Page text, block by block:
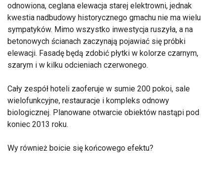
odnowiona, ceglana elewacja starej elektrowni, jednak
kwestia nadbudowy historycznego gmachu nie ma wielu
sympatyków. Mimo wszystko inwestycja ruszyła, a na
betonowych ścianach zaczynają pojawiać się próbki
elewacji. Fasadę będą zdobić płytki w kolorze czarnym,
szarym i w kilku odcieniach czerwonego.
Cały zespół hoteli zaoferuje w sumie 200 pokoi, sale
wielofunkcyjne, restauracje i kompleks odnowy
biologicznej. Planowane otwarcie obiektów nastąpi pod
koniec 2013 roku.
Wy również boicie się końcowego efektu?